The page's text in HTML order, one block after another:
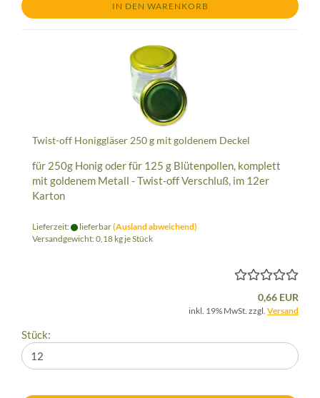
IN DEN WARENKORB
Twist-off Honiggläser 250 g mit goldenem Deckel
für 250g Honig oder für 125 g Blütenpollen, komplett
mit goldenem Metall - Twist-off Verschluß, im 12er
Karton
Lieferzeit: lieferbar(Ausland abweichend)
Versandgewicht:0,18 kg je Stück
0,66 EUR
inkl. 19% MwSt. zzgl. Versand
Stück: